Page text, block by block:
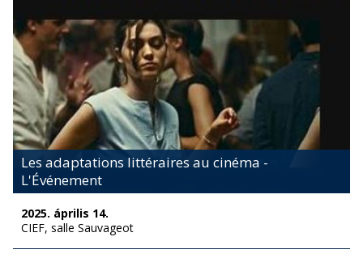
Les adaptations littéraires au cinéma -
L'Événement
2025. április 14.
CIEF, salle Sauvageot